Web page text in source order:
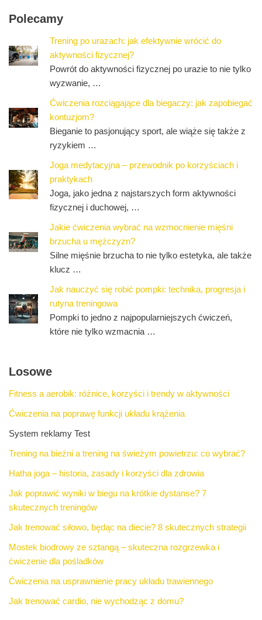
Polecamy
Trening po urazach: jak efektywnie wrócić do
aktywności fizycznej?
Powrót do aktywności fizycznej po urazie to nie tylko
wyzwanie, …
Ćwiczenia rozciągające dla biegaczy: jak zapobiegać
kontuzjom?
Bieganie to pasjonujący sport, ale wiąże się także z
ryzykiem …
Joga medytacyjna – przewodnik po korzyściach i
praktykach
Joga, jako jedna z najstarszych form aktywności
fizycznej i duchowej, …
Jakie ćwiczenia wybrać na wzmocnienie mięśni
brzucha u mężczyzn?
Silne mięśnie brzucha to nie tylko estetyka, ale także
klucz …
Jak nauczyć się robić pompki: technika, progresja i
rutyna treningowa
Pompki to jedno z najpopularniejszych ćwiczeń,
które nie tylko wzmacnia …
Losowe
Fitness a aerobik: różnice, korzyści i trendy w aktywności
Ćwiczenia na poprawę funkcji układu krążenia
System reklamy Test
Trening na bieżni a trening na świeżym powietrzu: co wybrać?
Hatha joga – historia, zasady i korzyści dla zdrowia
Jak poprawić wyniki w biegu na krótkie dystanse? 7
skutecznych treningów
Jak trenować siłowo, będąc na diecie? 8 skutecznych strategii
Mostek biodrowy ze sztangą – skuteczna rozgrzewka i
ćwiczenie dla pośladków
Ćwiczenia na usprawnienie pracy układu trawiennego
Jak trenować cardio, nie wychodząc z domu?